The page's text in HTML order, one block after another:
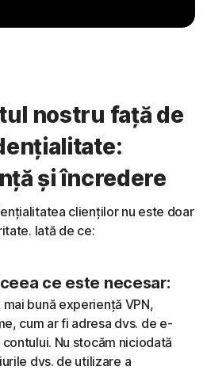
nostru față de
și încredere
clienților nu este doar
Iată de ce:
ce este necesar:
bună experiență VPN,
cum ar fi adresa dvs. de e-
Nu stocăm niciodată
dvs. de utilizare a